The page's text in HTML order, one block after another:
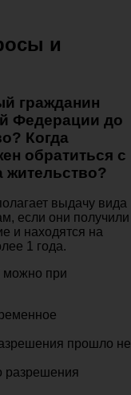
и
гражданин
Федерации до
Когда
обратиться с
жительство?
выдачу вида
если они получили
и находятся на
1 года.
можно при
прошло не
разрешения